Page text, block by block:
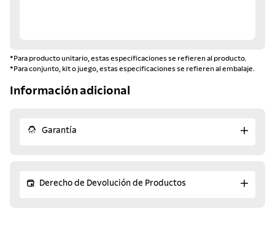
*Para producto unitario, estas especificaciones se refieren al producto.
*Para conjunto, kit o juego, estas especificaciones se refieren al embalaje.
Información adicional
Garantía
Derecho de Devolución de Productos